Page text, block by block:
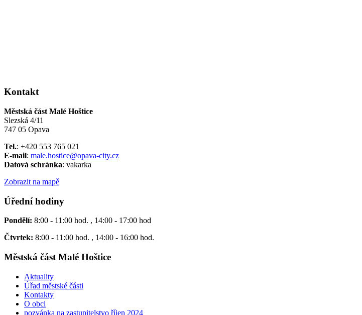
Kontakt
Městská část Malé Hoštice
Slezská 4/11
747 05 Opava
Tel.: +420 553 765 021
E-mail: male.hostice@opava-city.cz
Datová schránka: vakarka
Zobrazit na mapě
Úřední hodiny
Pondělí: 8:00 - 11:00 hod. , 14:00 - 17:00 hod
Čtvrtek: 8:00 - 11:00 hod. , 14:00 - 16:00 hod.
Městská část Malé Hoštice
Aktuality
Úřad městské části
Kontakty
O obci
pozvánka na zastupitelstvo říjen 2024